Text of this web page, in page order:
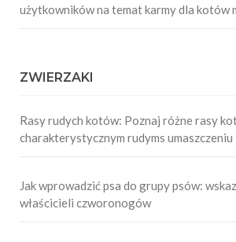
użytkowników na temat karmy dla kotów
ZWIERZAKI
Rasy rudych kotów: Poznaj różne rasy
charakterystycznym rudyms umaszczeniu
Jak wprowadzić psa do grupy psów:
właścicieli czworonogów